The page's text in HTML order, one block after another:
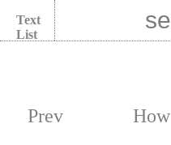
Text
List
Prev